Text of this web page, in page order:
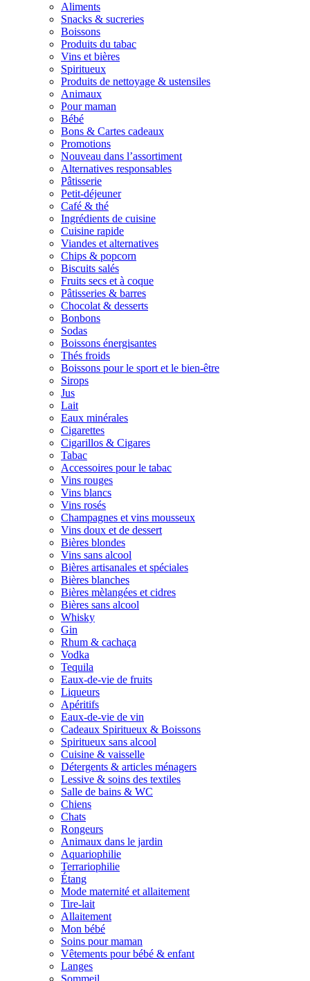
Aliments
Snacks & sucreries
Boissons
Produits du tabac
Vins et bières
Spiritueux
Produits de nettoyage & ustensiles
Animaux
Pour maman
Bébé
Bons & Cartes cadeaux
Promotions
Nouveau dans l’assortiment
Alternatives responsables
Pâtisserie
Petit-déjeuner
Café & thé
Ingrédients de cuisine
Cuisine rapide
Viandes et alternatives
Chips & popcorn
Biscuits salés
Fruits secs et à coque
Pâtisseries & barres
Chocolat & desserts
Bonbons
Sodas
Boissons énergisantes
Thés froids
Boissons pour le sport et le bien-être
Sirops
Jus
Lait
Eaux minérales
Cigarettes
Cigarillos & Cigares
Tabac
Accessoires pour le tabac
Vins rouges
Vins blancs
Vins rosés
Champagnes et vins mousseux
Vins doux et de dessert
Bières blondes
Vins sans alcool
Bières artisanales et spéciales
Bières blanches
Bières mèlangées et cidres
Bières sans alcool
Whisky
Gin
Rhum & cachaça
Vodka
Tequila
Eaux-de-vie de fruits
Liqueurs
Apéritifs
Eaux-de-vie de vin
Cadeaux Spiritueux & Boissons
Spiritueux sans alcool
Cuisine & vaisselle
Détergents & articles ménagers
Lessive & soins des textiles
Salle de bains & WC
Chiens
Chats
Rongeurs
Animaux dans le jardin
Aquariophilie
Terrariophilie
Étang
Mode maternité et allaitement
Tire-lait
Allaitement
Mon bébé
Soins pour maman
Vêtements pour bébé & enfant
Langes
Sommeil